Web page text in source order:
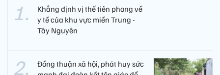
Khẳng định vị thế tiên phong về
y tế của khu vực miền Trung -
Tây Nguyên ​
Đồng thuận xã hội, phát huy sức